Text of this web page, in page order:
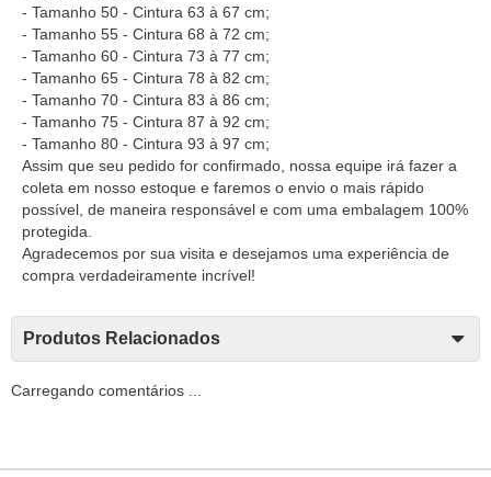
- Tamanho 50 - Cintura 63 à 67 cm;
- Tamanho 55 - Cintura 68 à 72 cm;
- Tamanho 60 - Cintura 73 à 77 cm;
- Tamanho 65 - Cintura 78 à 82 cm;
- Tamanho 70 - Cintura 83 à 86 cm;
- Tamanho 75 - Cintura 87 à 92 cm;
- Tamanho 80 - Cintura 93 à 97 cm;
Assim que seu pedido for confirmado, nossa equipe irá fazer a
coleta em nosso estoque e faremos o envio o mais rápido
possível, de maneira responsável e com uma embalagem 100%
protegida.
Agradecemos por sua visita e desejamos uma experiência de
compra verdadeiramente incrível!
Produtos Relacionados
Carregando comentários ...